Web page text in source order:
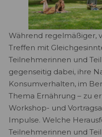
Während regelmäßiger,
Treffen mit
Teilnehmerinnen und
gegenseitig dabei, ihre
Konsumverhalten, im
Thema Ernährung – zu
Workshop- und
Impulse. Welche
Teilnehmerinnen und